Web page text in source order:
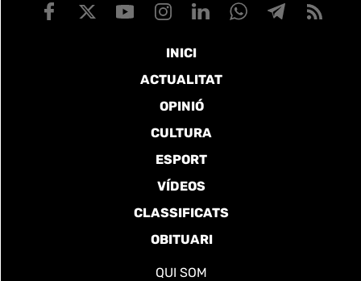
INICI
ACTUALITAT
OPINIÓ
CULTURA
ESPORT
VÍDEOS
CLASSIFICATS
OBITUARI
QUI SOM